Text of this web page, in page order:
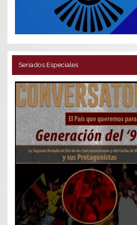
Seriados Especiales